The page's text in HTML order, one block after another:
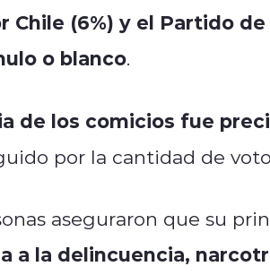
Chile (6%) y el Partido
o blanco.
de los comicios fue
por la cantidad de
aseguraron que su
a la delincuencia,